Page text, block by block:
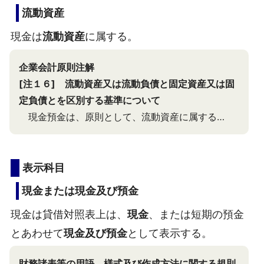
流動資産
現金は流動資産に属する。
企業会計原則注解
[注１６] 流動資産又は流動負債と固定資産又は固
定負債とを区別する基準について
現金預金は、原則として、流動資産に属する…
表示科目
現金または現金及び預金
現金は貸借対照表上は、 現金、または短期の預金
とあわせて現金及び預金として表示する。